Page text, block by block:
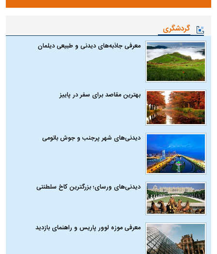
گردشگری
معرفی جاذبه‌های دیدنی و طبیعی دیلمان
بهترین مقاصد برای سفر در پاییز
دیدنی‌های شهر پرجنب و جوش باتومی
دیدنی‌های ورسای؛ بزرگترین کاخ سلطنتی
معرفی موزه لوور پاریس و راهنمای بازدید